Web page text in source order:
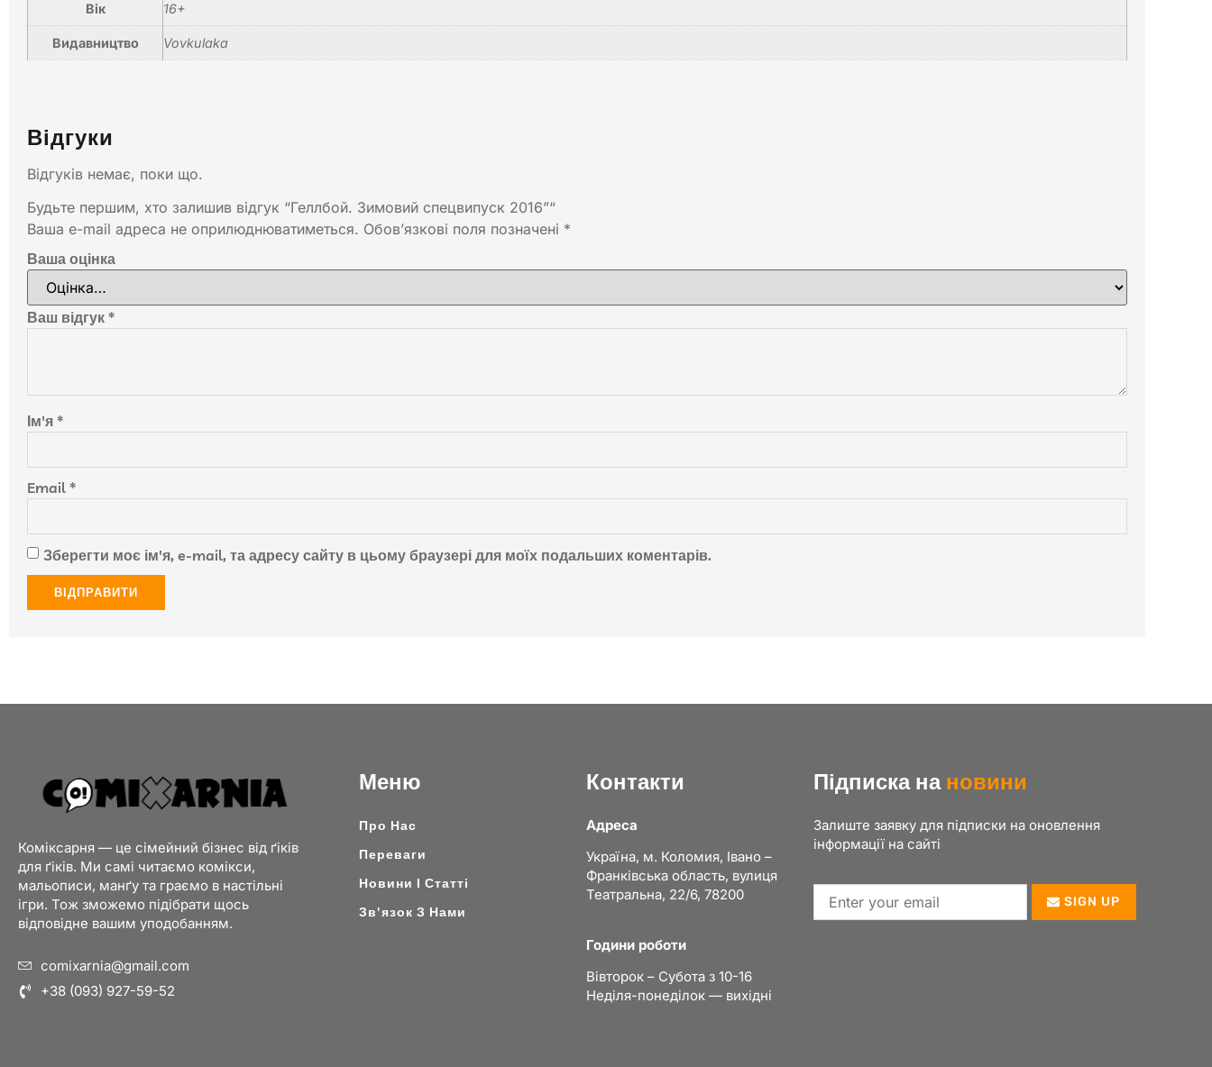
Вік 16+
Видавництво Vovkulaka
Відгуки
Відгуків немає, поки що.
Будьте першим, хто залишив відгук “Геллбой. Зимовий спецвипуск 2016”“
Ваша e-mail адреса не оприлюднюватиметься. Обов’язкові поля позначені *
Ваша оцінка
Ваш відгук *
Ім'я *
Email *
Зберегти моє ім'я, e-mail, та адресу сайту в цьому браузері для моїх подальших коментарів.
Коміксарня — це сімейний бізнес від ґіків
для ґіків. Ми самі читаємо комікси,
мальописи, манґу та граємо в настільні
ігри. Тож зможемо підібрати щось
відповідне вашим уподобанням.
comixarnia@gmail.com
+38 (093) 927-59-52
Меню
Про Нас
Переваги
Новини І Статті
Зв'язок З Нами
Контакти
Адреса
Україна, м. Коломия, Івано –
Франківська область, вулиця
Театральна, 22/6, 78200
Години роботи
Вівторок – Субота з 10-16
Неділя-понеділок — вихідні
Підписка на новини
Залиште заявку для підписки на оновлення
інформації на сайті
SIGN UP